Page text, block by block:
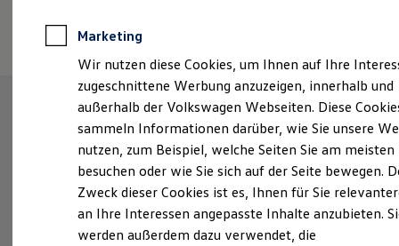
Anpfiff zum Gewinn
Elektroautos
ID. Tutorials
Elektrofahrzeugkonzepte
Reichweite
Reichweite der ID. Modelle
Reichweite im Winter
Laden
Laden unterwegs
Laden Zuhause
Marketing
Wir nutzen diese Cookies, um Ihnen auf Ihre
zugeschnittene Werbung anzuzeigen, innerhalb und
außerhalb der Volkswagen Webseiten. Diese
sammeln Informationen darüber, wie Sie unsere
nutzen, zum Beispiel, welche Seiten Sie am meisten
besuchen oder wie Sie sich auf der Seite bewegen.
Zweck dieser Cookies ist es, Ihnen für Sie
an Ihre Interessen angepasste Inhalte anzubieten.
werden außerdem dazu verwendet, die